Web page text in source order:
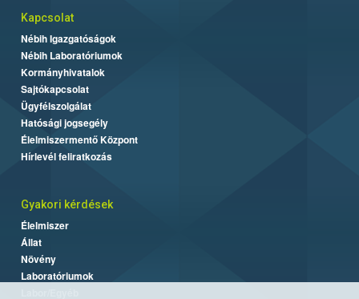
Kapcsolat
Nébih Igazgatóságok
Nébih Laboratóriumok
Kormányhivatalok
Sajtókapcsolat
Ügyfélszolgálat
Hatósági jogsegély
Élelmiszermentő Központ
Hírlevél feliratkozás
Gyakori kérdések
Élelmiszer
Állat
Növény
Laboratóriumok